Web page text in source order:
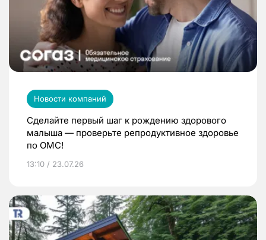
Новости компаний
Сделайте первый шаг к рождению здорового
малыша — проверьте репродуктивное здоровье
по ОМС!
13:10 / 23.07.26